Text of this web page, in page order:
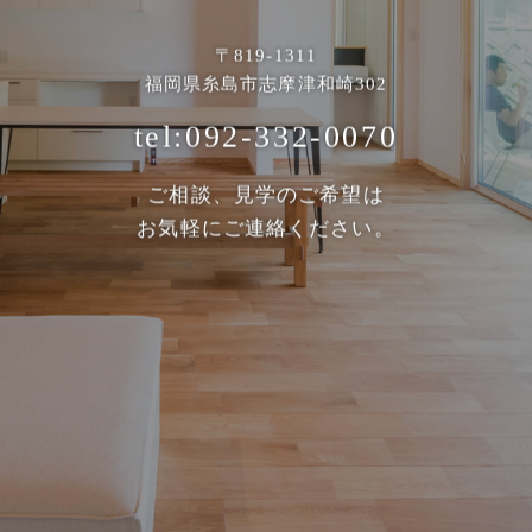
〒819-1311
福岡県糸島市志摩津和崎302
tel:092-332-0070
ご相談、見学のご希望は
お気軽にご連絡ください。